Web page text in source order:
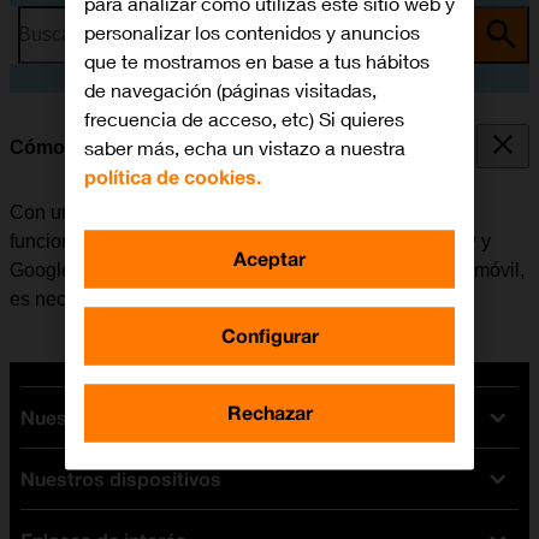
Busca por problema o tema
Cómo activar una cuenta de Google en el móvil
Con una cuenta de Google se tiene acceso a varias
funciones en el móvil, por ejemplo, Gmail, Google Play y
Google+. Antes de activar una cuenta de Google en el móvil,
es necesario
Nuestras tarifas
Tarifas Orange
Tarifas fibra y móvil
Nuestros dispositivos
personalizar los contenidos y anuncios
que te mostramos en base a tus hábitos
de navegación (páginas visitadas,
frecuencia de acceso, etc) Si quieres
saber más, echa un vistazo a nuestra
política de cookies.
Configurar
Rechazar
Aceptar